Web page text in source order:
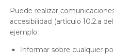
Puede realizar
accesibilidad (artículo 10.2.a
ejemplo:
Informar sobre cualquier